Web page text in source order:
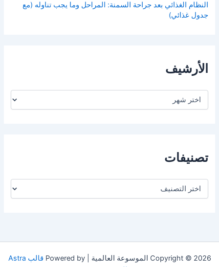
النظام الغذائي بعد جراحة السمنة: المراحل وما يجب تناوله (مع
جدول غذائي)
الأرشيف
تصنيفات
ت
Copyright © 2026 الموسوعة العالمية | Powered by
قالب Astra